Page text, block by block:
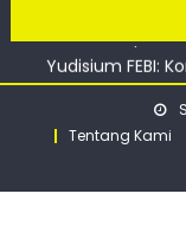
to
content
FEBI IAIN
Yudisium FEBI:
Kerja
Tentang Kami